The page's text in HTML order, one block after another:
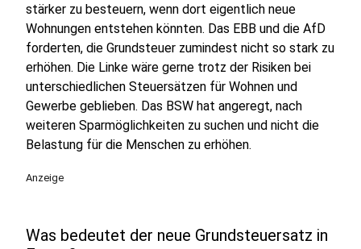
stärker zu besteuern, wenn dort eigentlich neue
Wohnungen entstehen könnten. Das EBB und die AfD
forderten, die Grundsteuer zumindest nicht so stark zu
erhöhen. Die Linke wäre gerne trotz der Risiken bei
unterschiedlichen Steuersätzen für Wohnen und
Gewerbe geblieben. Das BSW hat angeregt, nach
weiteren Sparmöglichkeiten zu suchen und nicht die
Belastung für die Menschen zu erhöhen.
Anzeige
Was bedeutet der neue Grundsteuersatz in